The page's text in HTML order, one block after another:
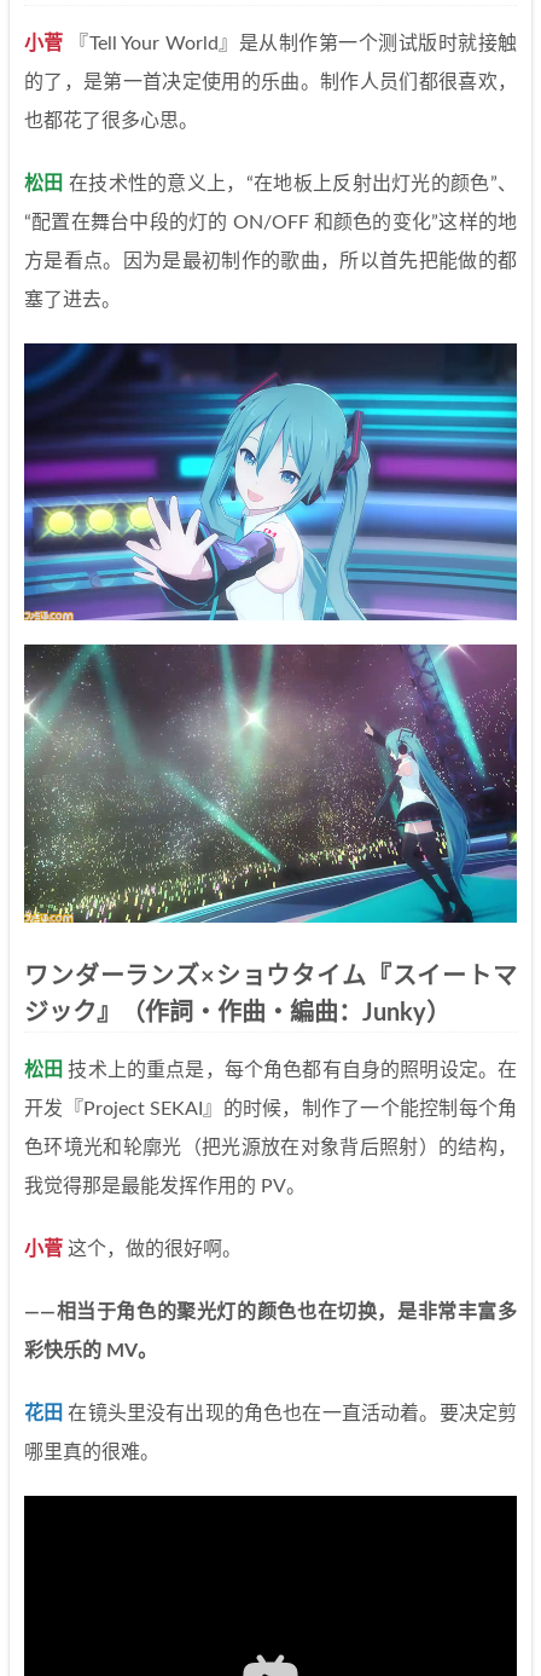
小菅 『Tell Your World』是从制作第一个测试版时就接触
的了，是第一首决定使用的乐曲。制作人员们都很喜欢，
也都花了很多心思。
松田 在技术性的意义上，“在地板上反射出灯光的颜色”、
“配置在舞台中段的灯的 ON/OFF 和颜色的变化”这样的地
方是看点。因为是最初制作的歌曲，所以首先把能做的都
塞了进去。
ワンダーランズ×ショウタイム『スイートマ
ジック』（作詞・作曲・編曲：Junky）
松田 技术上的重点是，每个角色都有自身的照明设定。在
开发『Project SEKAI』的时候，制作了一个能控制每个角
色环境光和轮廓光（把光源放在对象背后照射）的结构，
我觉得那是最能发挥作用的 PV。
小菅 这个，做的很好啊。
——相当于角色的聚光灯的颜色也在切换，是非常丰富多
彩快乐的 MV。
花田 在镜头里没有出现的角色也在一直活动着。要决定剪
哪里真的很难。